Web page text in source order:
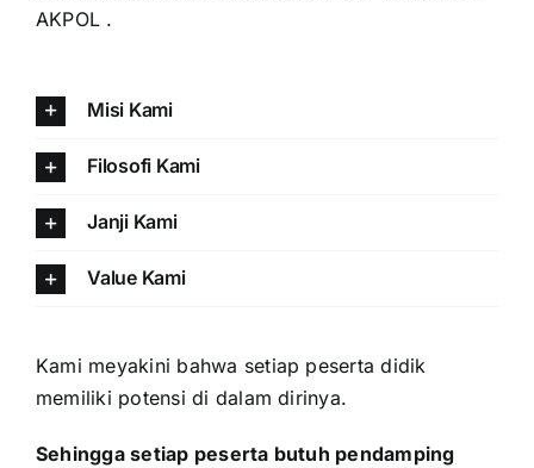
AKPOL .
Misi Kami
Filosofi Kami
Janji Kami
Value Kami
Kami meyakini bahwa setiap peserta didik
memiliki potensi di dalam dirinya.
Sehingga setiap peserta butuh pendamping